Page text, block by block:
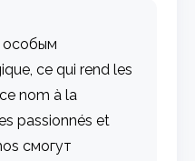
ce qui rend les
nom à la
passionnés et
смогут